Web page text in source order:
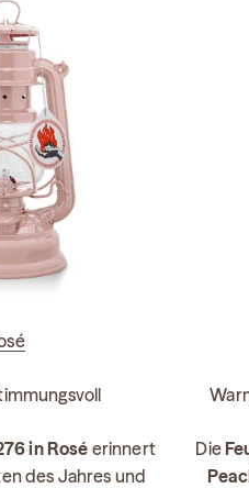
in Rosé erinnert
des Jahres und
Die